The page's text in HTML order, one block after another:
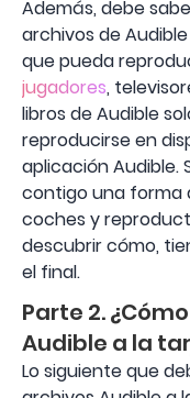
Además, debe
archivos de
que pueda
jugadores,
libros de Audible
reproducirse en
aplicación Audible.
contigo una forma
coches y
descubrir cómo,
el final.
Parte 2.
Audible a la
Lo siguiente que